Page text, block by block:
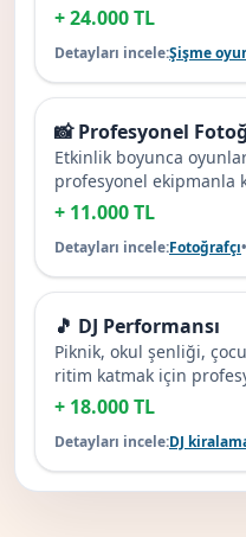
+ 24.000 TL
Detayları incele:Şişme
📸 Profesyonel
Etkinlik boyunca
profesyonel ekipmanla
+ 11.000 TL
Detayları incele:Fotoğrafçı•
🎵 DJ Performansı
Piknik, okul şenliği,
ritim katmak için
+ 18.000 TL
Detayları incele:DJ